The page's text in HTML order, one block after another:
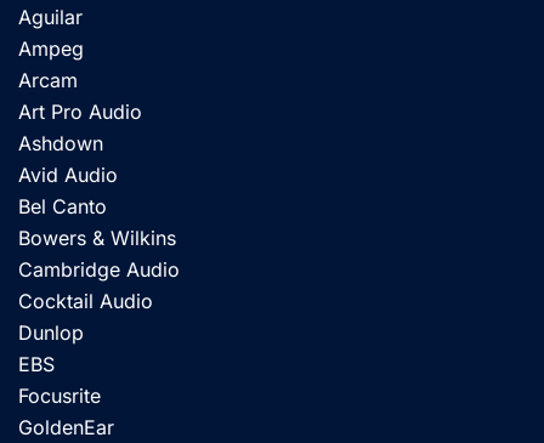
Aguilar
Ampeg
Arcam
Art Pro Audio
Ashdown
Avid Audio
Bel Canto
Bowers & Wilkins
Cambridge Audio
Cocktail Audio
Dunlop
EBS
Focusrite
GoldenEar